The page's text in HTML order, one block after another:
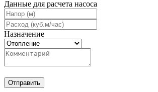
Данные для расчета насоса
Назначение
Отправить